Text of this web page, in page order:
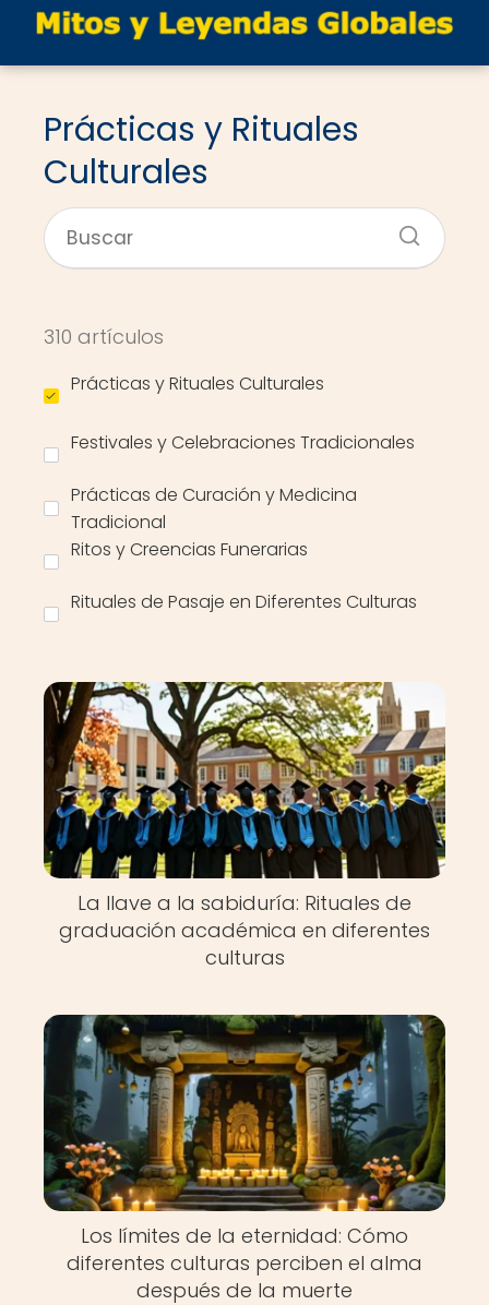
Prácticas y Rituales
Culturales
310 artículos
Prácticas y Rituales Culturales
Festivales y Celebraciones Tradicionales
Prácticas de Curación y Medicina
Tradicional
Ritos y Creencias Funerarias
Rituales de Pasaje en Diferentes Culturas
La llave a la sabiduría: Rituales de
graduación académica en diferentes
culturas
Los límites de la eternidad: Cómo
diferentes culturas perciben el alma
después de la muerte